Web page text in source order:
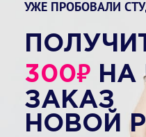
УЖЕ ПРОБОВАЛИ
300₽ НА
ЗАКАЗ
НОВОЙ